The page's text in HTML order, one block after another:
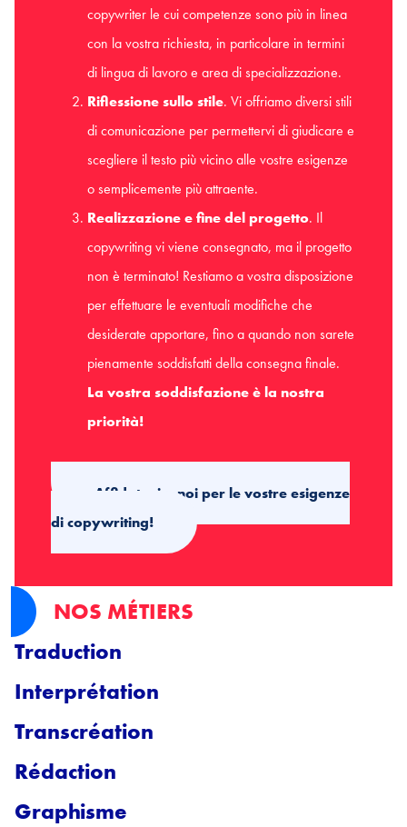
copywriter le cui competenze sono più in linea
con la vostra richiesta, in particolare in termini
di lingua di lavoro e area di specializzazione.
Riflessione sullo stile. Vi offriamo diversi stili
di comunicazione per permettervi di giudicare e
scegliere il testo più vicino alle vostre esigenze
o semplicemente più attraente.
Realizzazione e fine del progetto. Il
copywriting vi viene consegnato, ma il progetto
non è terminato! Restiamo a vostra disposizione
per effettuare le eventuali modifiche che
desiderate apportare, fino a quando non sarete
pienamente soddisfatti della consegna finale.
La vostra soddisfazione è la nostra
priorità!
Affidatevi a noi per le vostre esigenze
di copywriting!
NOS MÉTIERS
Traduction
Interprétation
Transcréation
Rédaction
Graphisme